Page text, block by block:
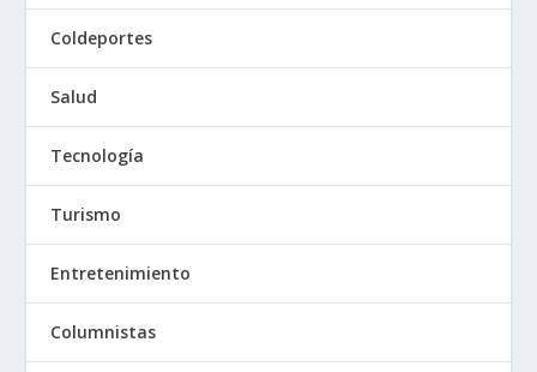
Coldeportes
Salud
Tecnología
Turismo
Entretenimiento
Columnistas